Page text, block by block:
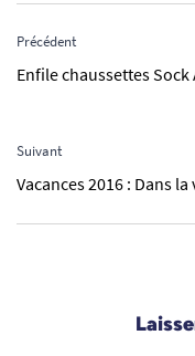
Précédent
Enfile chaussettes Sock
Suivant
Vacances 2016 : Dans